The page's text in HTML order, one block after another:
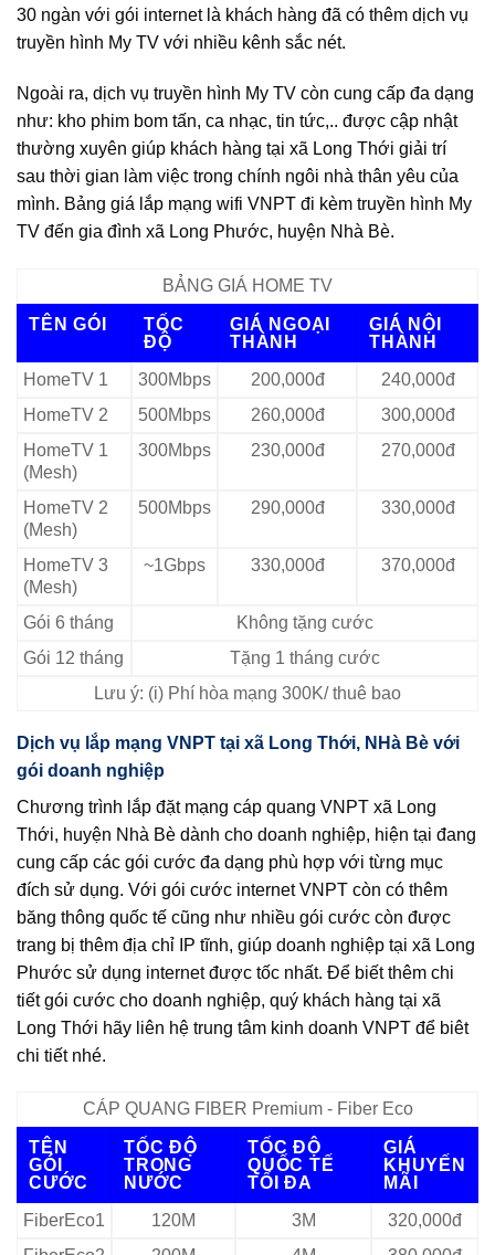
30 ngàn với gói internet là khách hàng đã có thêm dịch vụ
truyền hình My TV với nhiều kênh sắc nét.
Ngoài ra, dịch vụ truyền hình My TV còn cung cấp đa dạng
như: kho phim bom tấn, ca nhạc, tin tức,.. được cập nhật
thường xuyên giúp khách hàng tại xã Long Thới giải trí
sau thời gian làm việc trong chính ngôi nhà thân yêu của
mình. Bảng giá lắp mạng wifi VNPT đi kèm truyền hình My
TV đến gia đình xã Long Phước, huyện Nhà Bè.
BẢNG GIÁ HOME TV
TÊN GÓI
TỐC
ĐỘ
GIÁ NGOẠI
THÀNH
GIÁ NỘI
THÀNH
HomeTV 1
300Mbps 200,000đ
240,000đ
HomeTV 2
500Mbps 260,000đ
300,000đ
HomeTV 1
(Mesh)
300Mbps 230,000đ 270,000đ
HomeTV 2
(Mesh)
500Mbps 290,000đ 330,000đ
HomeTV 3
(Mesh)
~1Gbps 330,000đ 370,000đ
Gói 6 tháng
Không tặng cước
Gói 12 tháng
Tặng 1 tháng cước
Lưu ý: (i) Phí hòa mạng 300K/ thuê bao
Dịch vụ lắp mạng VNPT tại xã Long Thới, NHà Bè với
gói doanh nghiệp
Chương trình lắp đặt mạng cáp quang VNPT xã Long
Thới, huyện Nhà Bè dành cho doanh nghiệp, hiện tại đang
cung cấp các gói cước đa dạng phù hợp với từng mục
đích sử dụng. Với gói cước internet VNPT còn có thêm
băng thông quốc tế cũng như nhiều gói cước còn được
trang bị thêm địa chỉ IP tĩnh, giúp doanh nghiệp tại xã Long
Phước sử dụng internet được tốc nhất. Để biết thêm chi
tiết gói cước cho doanh nghiệp, quý khách hàng tại xã
Long Thới hãy liên hệ trung tâm kinh doanh VNPT để biêt
chi tiết nhé.
CÁP QUANG FIBER Premium - Fiber Eco
TÊN
GÓI
CƯỚC
TỐC ĐỘ
TRONG
NƯỚC
TỐC ĐỘ
QUỐC TẾ
TỐI ĐA
GIÁ
KHUYẾN
MÃI
FiberEco1
120M 3M
320,000đ